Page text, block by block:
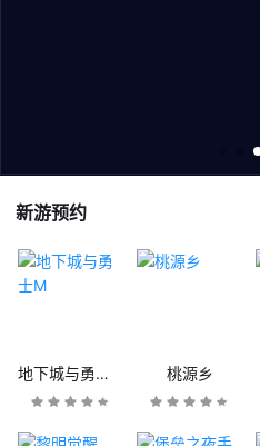
新游预约
地下城与勇士M 桃源乡